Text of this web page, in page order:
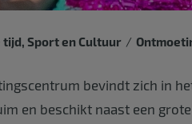
tijd, Sport en Cultuur
bevindt zich in
en beschikt naast een